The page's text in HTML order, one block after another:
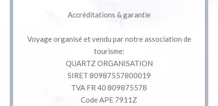
Accréditations & garantie
Voyage organisé et vendu par notre association de
tourisme:
QUARTZ ORGANISATION
SIRET 80987557800019
TVA FR 40 809875578
Code APE 7911Z